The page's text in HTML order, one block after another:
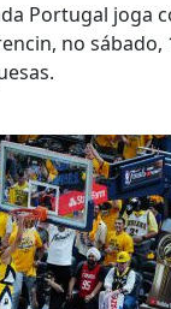
Portugal joga
no